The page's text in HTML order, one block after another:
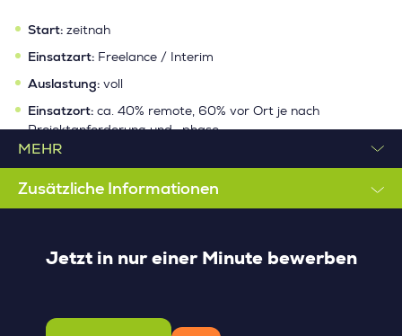
oder Jira wünschenswert
Gute Englischkenntnisse in Wort und Schrift
Bereitschaft zu gelegentlichen Dienstreisen
Start: zeitnah
Einsatzart: Freelance / Interim
Auslastung: voll
Einsatzort: ca. 40% remote, 60% vor Ort je nach
Projektanforderung und -phase
Zusätzliche Informationen
Jetzt in nur einer Minute bewerben